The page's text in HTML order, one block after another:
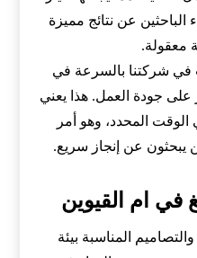
الباحثين عن نتائج مميزة
معقولة.
في شركتنا بالسرعة في
على جودة العمل. هذا يعني
الوقت المحدد، وهو أمر
يبحثون عن إنجاز سريع.
ام القيوين
المناسبة بيئة